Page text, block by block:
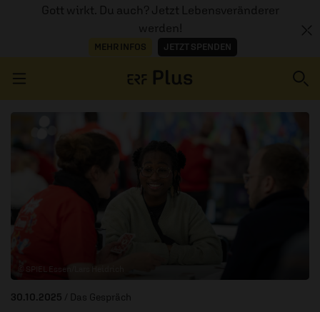
Gott wirkt. Du auch? Jetzt Lebensveränderer
werden!
MEHR INFOS JETZT SPENDEN
AUDIOTHEK
PROGRAMM
© SPIEL Essen/Lars Heidrich
30.10.2025 / Das Gespräch